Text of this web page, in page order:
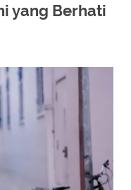
yang Berhati